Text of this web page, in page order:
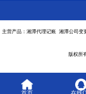
主营产品：湘潭代理记账 湘潭公司
版权所